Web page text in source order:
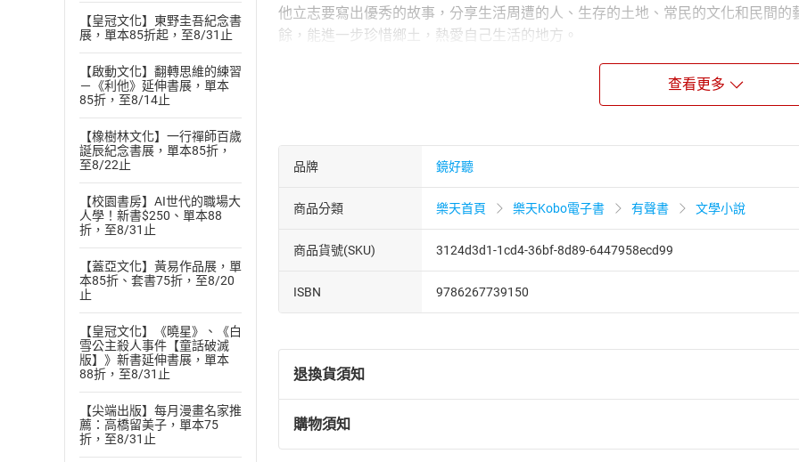
【皇冠文化】東野圭吾紀念書
展，單本85折起，至8/31止
【啟動文化】翻轉思維的練習
－《利他》延伸書展，單本
85折，至8/14止
【橡樹林文化】一行禪師百歲
誕辰紀念書展，單本85折，
至8/22止
【校園書房】AI世代的職場大
人學！新書$250、單本88
折，至8/31止
【蓋亞文化】黃易作品展，單
本85折、套書75折，至8/20
止
【皇冠文化】《曉星》、《白
雪公主殺人事件【童話破滅
版】》新書延伸書展，單本
88折，至8/31止
【尖端出版】每月漫畫名家推
薦：高橋留美子，單本75
折，至8/31止
他立志要寫出優秀的故事，分享生活周遭的人、生存的土地、常民的文化和民間
餘，能進一步珍惜鄉土，熱愛自己生活的地方。
鏡好聽精心打造AI主播，由AI為你讀書
查看更多
品牌 鏡好聽
商品分類 樂天首頁 樂天Kobo電子書 有聲書 文學小說
商品貨號(SKU) 3124d3d1-1cd4-36bf-8d89-6447958ecd99
ISBN 9786267739150
退換貨須知
退換貨規定：
(一)依消費者保護法第19條第1項後段暨通訊交易解除權合理例外情事適用
購物須知